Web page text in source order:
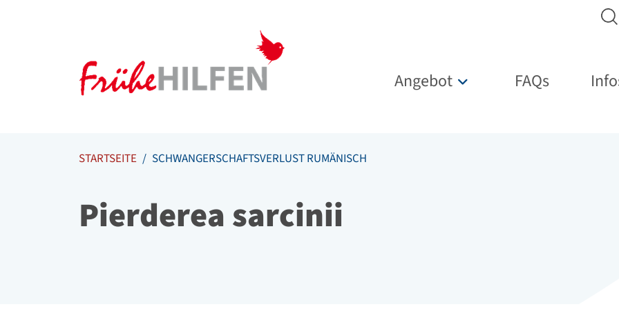
Hauptnavigation
Angebot Untermenü für „Angebot“
FAQs
STARTSEITE SCHWANGERSCHAFTSVERLUST RUMÄNISCH
Pierderea sarcinii